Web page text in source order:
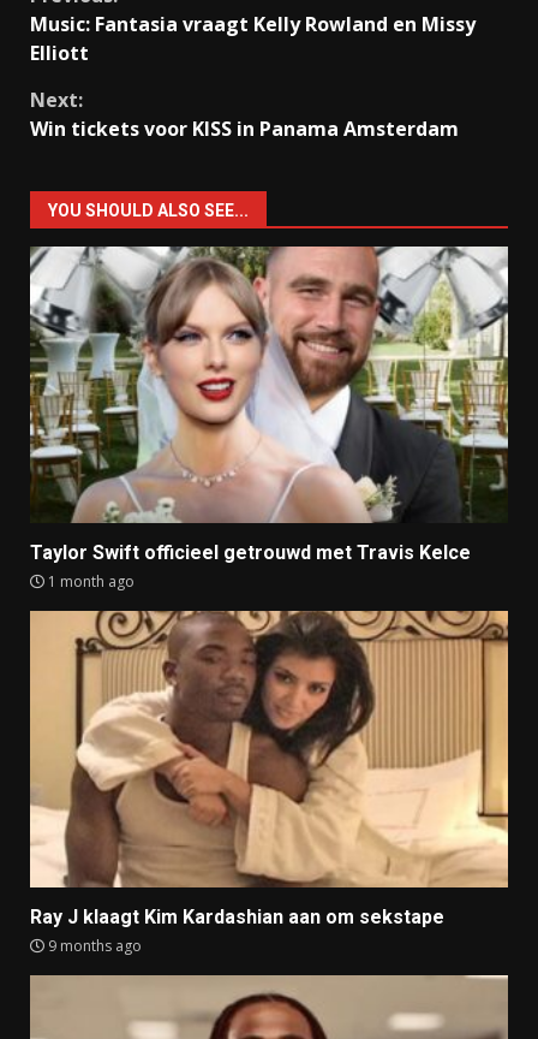
Reading
Music: Fantasia vraagt Kelly Rowland en Missy
Elliott
Next:
Win tickets voor KISS in Panama Amsterdam
YOU SHOULD ALSO SEE...
Taylor Swift officieel getrouwd met Travis Kelce
1 month ago
Ray J klaagt Kim Kardashian aan om sekstape
9 months ago